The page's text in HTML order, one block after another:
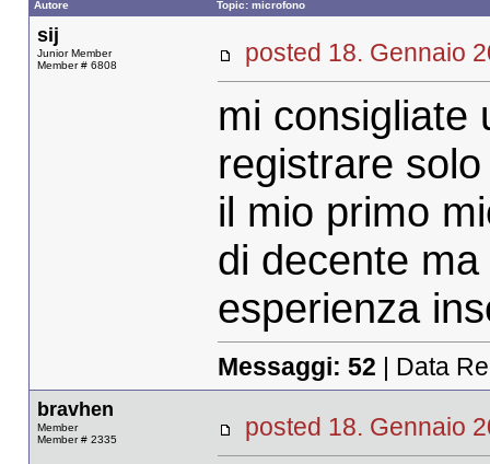
Autore Topic: microfono
sij
Junior Member
Member # 6808
posted 18.
mi consigliate
registrare
il mio primo
di decente
esperienza
Messaggi: 52 | Data
bravhen
Member
Member # 2335
posted 18.